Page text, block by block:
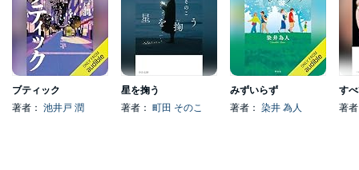
ブティック
著者： 池井戸 潤
星を掬う
著者： 町田 そのこ
みずいらず
著者： 染井 為人 著